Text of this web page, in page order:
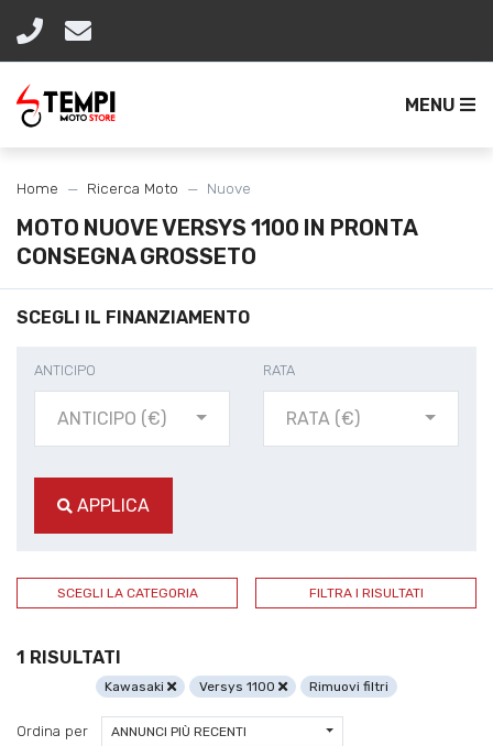
MENU
MOTO NUOVE VERSYS 1100 IN PRONTA
CONSEGNA GROSSETO
Home Ricerca Moto Nuove
SCEGLI IL FINANZIAMENTO
ANTICIPO
ANTICIPO (€)
RATA
RATA (€)
APPLICA
SCEGLI LA CATEGORIA FILTRA I RISULTATI
1 RISULTATI
Kawasaki Versys 1100 Rimuovi filtri
Ordina per ANNUNCI PIÙ RECENTI